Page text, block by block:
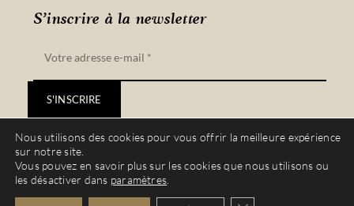
S’inscrire à la newsletter
S'INSCRIRE
Nous utilisons des cookies pour vous offrir la meilleure expérience
sur notre site.
Vous pouvez en savoir plus sur les cookies que nous utilisons ou
les désactiver dans paramètres